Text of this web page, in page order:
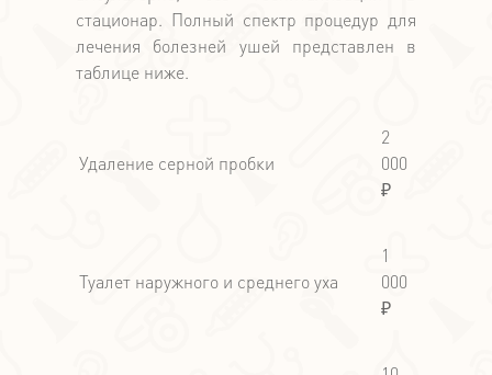
стационар. Полный спектр процедур для
лечения болезней ушей представлен в
таблице ниже.
Удаление серной пробки
2
000
₽
Туалет наружного и среднего уха
1
000
₽